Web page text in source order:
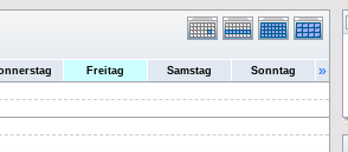
Freitag Samstag Sonntag »